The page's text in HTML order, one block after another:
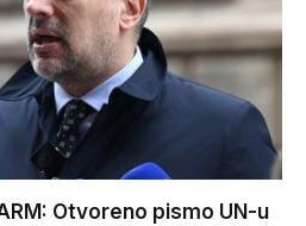
Otvoreno pismo UN-u